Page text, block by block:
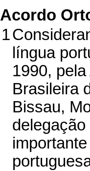
Acordo
1
língua
1990,
Brasileira
Bissau,